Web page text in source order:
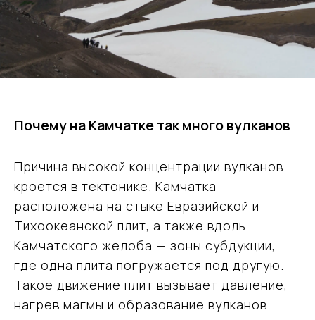
Почему на Камчатке так много вулканов
Причина высокой концентрации вулканов
кроется в тектонике. Камчатка
расположена на стыке Евразийской и
Тихоокеанской плит, а также вдоль
Камчатского желоба — зоны субдукции,
где одна плита погружается под другую.
Такое движение плит вызывает давление,
нагрев магмы и образование вулканов.